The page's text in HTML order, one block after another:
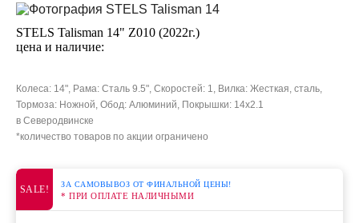
STELS Talisman 14" Z010 (2022г.)
цена и наличие:
Колеса: 14", Рама: Сталь 9.5", Скоростей: 1, Вилка: Жесткая, сталь,
Тормоза: Ножной, Обод: Алюминий, Покрышки: 14х2.1
в Северодвинске
*количество товаров по акции ограничено
SALE! ЗА САМОВЫВОЗ ОТ ФИНАЛЬНОЙ ЦЕНЫ!
* ПРИ ОПЛАТЕ НАЛИЧНЫМИ